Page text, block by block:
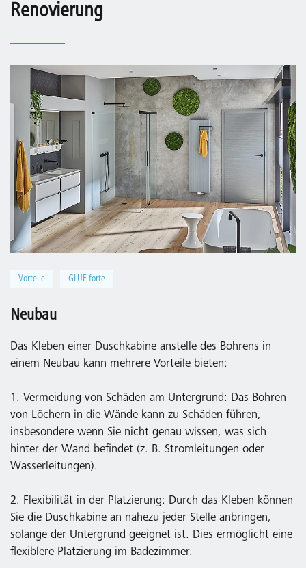
Renovierung
Vorteile GLUE forte
Neubau
Das Kleben einer Duschkabine anstelle des Bohrens in
einem Neubau kann mehrere Vorteile bieten:
1. Vermeidung von Schäden am Untergrund: Das Bohren
von Löchern in die Wände kann zu Schäden führen,
insbesondere wenn Sie nicht genau wissen, was sich
hinter der Wand befindet (z. B. Stromleitungen oder
Wasserleitungen).
2. Flexibilität in der Platzierung: Durch das Kleben können
Sie die Duschkabine an nahezu jeder Stelle anbringen,
solange der Untergrund geeignet ist. Dies ermöglicht eine
flexiblere Platzierung im Badezimmer.